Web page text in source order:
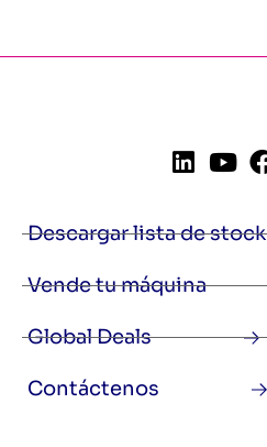
Descargar lista de stock
Vende tu máquina
Global Deals
Contáctenos